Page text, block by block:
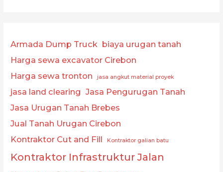
Armada Dump Truck biaya urugan tanah
Harga sewa excavator Cirebon
Harga sewa tronton
jasa angkut material proyek
jasa land clearing Jasa Pengurugan Tanah
Jasa Urugan Tanah Brebes
Jual Tanah Urugan Cirebon
Kontraktor Cut and Fill
Kontraktor galian batu
Kontraktor Infrastruktur Jalan